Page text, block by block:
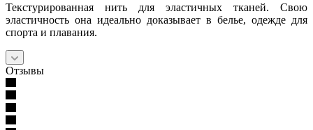
Текстурированная нить для эластичных тканей. Свою
эластичность она идеально доказывает в белье, одежде для
спорта и плавания.
Отзывы